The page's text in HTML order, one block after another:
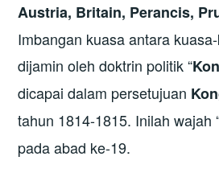
Austria, Britain, Perancis,
Imbangan kuasa antara
dijamin oleh doktrin politik “
dicapai dalam persetujuan
tahun 1814-1815. Inilah wajah
pada abad ke-19.